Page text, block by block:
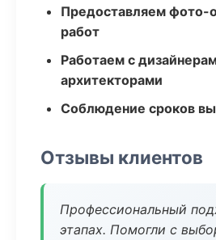
Предоставляем фото-
работ
Работаем с
архитекторами
Соблюдение сроков
Отзывы клиентов
Профессиональный
этапах. Помогли с